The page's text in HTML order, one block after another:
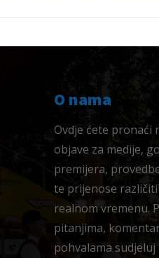
O nama
Ovdje ćete pronaći
objave za medije,
premijera,
te prijenose
realnom vremenu.
pitanjima,
pohvalama